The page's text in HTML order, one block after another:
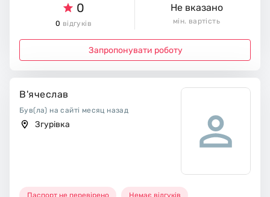
0
0 відгуків
Не вказано
мін. вартість
Запропонувати роботу
В'ячеслав
Був(ла) на сайті месяц назад
Згурівка
Паспорт не перевірено Немає відгуків